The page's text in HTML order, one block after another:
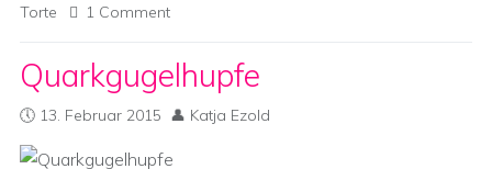
Torte
1 Comment
Quarkgugelhupfe
13. Februar 2015 Katja Ezold